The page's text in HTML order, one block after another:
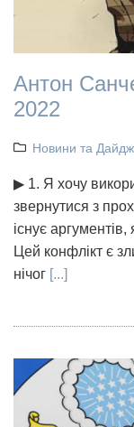
Антон
2022
Новини та
▶ 1. Я хочу
звернутися з
існує
Цей конфлікт є
нічог [...]